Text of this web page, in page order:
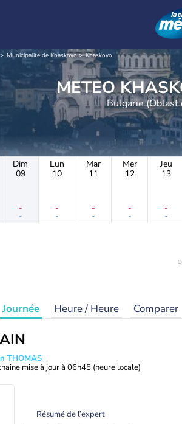
Municipalité de Khaskovo Khaskovo
METEO
Bulgarie (Oblast
Dim
09
-
-
Lun
10
-
-
Mar
11
-
-
Mer
12
-
-
Jeu
13
-
-
Journée Heure / Heure Comparer
THOMAS
mise à jour à 06h45 (heure locale)
Résumé de l’expert